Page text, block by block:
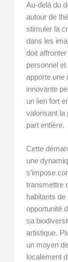
Au-delà du
autour de
stimuler la
dans les
doit
personnel
apporte une
innovante
un lien fort
valorisant la
part entière.
Cette
une
s’impose
transmettre
habitants
opportunité
sa
artistique.
un moyen
localement